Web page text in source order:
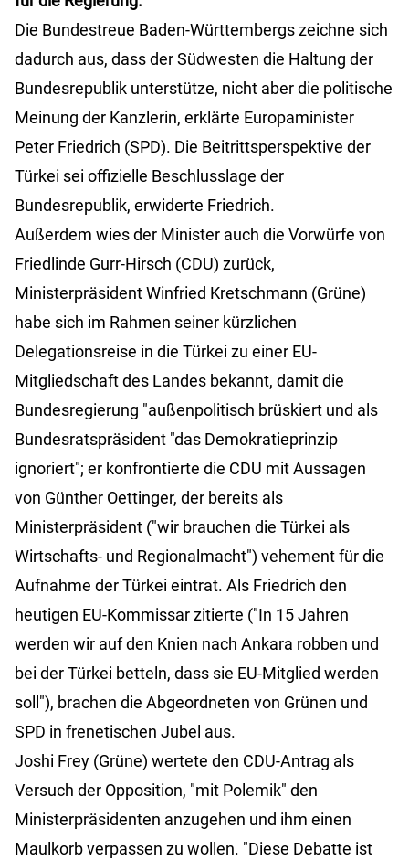
Die Bundestreue Baden-Württembergs zeichne sich
dadurch aus, dass der Südwesten die Haltung der
Bundesrepublik unterstütze, nicht aber die politische
Meinung der Kanzlerin, erklärte Europaminister
Peter Friedrich (SPD). Die Beitrittsperspektive der
Türkei sei offizielle Beschlusslage der
Bundesrepublik, erwiderte Friedrich.
Außerdem wies der Minister auch die Vorwürfe von
Friedlinde Gurr-Hirsch (CDU) zurück,
Ministerpräsident Winfried Kretschmann (Grüne)
habe sich im Rahmen seiner kürzlichen
Delegationsreise in die Türkei zu einer EU-
Mitgliedschaft des Landes bekannt, damit die
Bundesregierung "außenpolitisch brüskiert und als
Bundesratspräsident "das Demokratieprinzip
ignoriert"; er konfrontierte die CDU mit Aussagen
von Günther Oettinger, der bereits als
Ministerpräsident ("wir brauchen die Türkei als
Wirtschafts- und Regionalmacht") vehement für die
Aufnahme der Türkei eintrat. Als Friedrich den
heutigen EU-Kommissar zitierte ("In 15 Jahren
werden wir auf den Knien nach Ankara robben und
bei der Türkei betteln, dass sie EU-Mitglied werden
soll"), brachen die Abgeordneten von Grünen und
SPD in frenetischen Jubel aus.
Joshi Frey (Grüne) wertete den CDU-Antrag als
Versuch der Opposition, "mit Polemik" den
Ministerpräsidenten anzugehen und ihm einen
Maulkorb verpassen zu wollen. "Diese Debatte ist